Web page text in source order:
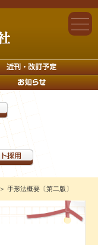
＞ 手形法概要〔第二版〕